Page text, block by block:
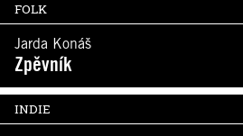
FOLK
Jarda Konáš
Zpěvník
INDIE